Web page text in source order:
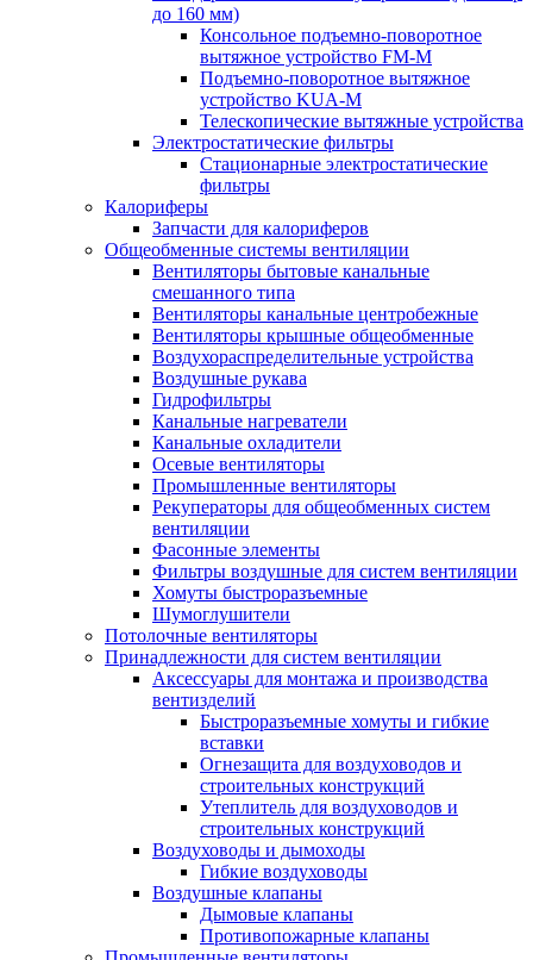
до 160 мм)
Консольное подъемно-поворотное
вытяжное устройство FM-M
Подъемно-поворотное вытяжное
устройство KUA-M
Телескопические вытяжные устройства
Электростатические фильтры
Стационарные электростатические
фильтры
Калориферы
Запчасти для калориферов
Общеобменные системы вентиляции
Вентиляторы бытовые канальные
смешанного типа
Вентиляторы канальные центробежные
Вентиляторы крышные общеобменные
Воздухораспределительные устройства
Воздушные рукава
Гидрофильтры
Канальные нагреватели
Канальные охладители
Осевые вентиляторы
Промышленные вентиляторы
Рекуператоры для общеобменных систем
вентиляции
Фасонные элементы
Фильтры воздушные для систем вентиляции
Хомуты быстроразъемные
Шумоглушители
Потолочные вентиляторы
Принадлежности для систем вентиляции
Аксессуары для монтажа и производства
вентизделий
Быстроразъемные хомуты и гибкие
вставки
Огнезащита для воздуховодов и
строительных конструкций
Утеплитель для воздуховодов и
строительных конструкций
Воздуховоды и дымоходы
Гибкие воздуховоды
Воздушные клапаны
Дымовые клапаны
Противопожарные клапаны